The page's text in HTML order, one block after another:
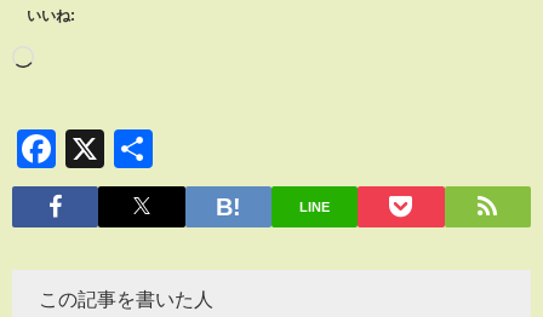
いいね:
Facebook
X
有
LINE
この記事を書いた人